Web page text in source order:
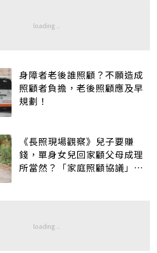
身障者老後誰照顧？不願造成
照顧者負擔，老後照顧應及早
規劃！
《長照現場觀察》兒子要賺
錢，單身女兒回家顧父母成理
所當然？「家庭照顧協議」協